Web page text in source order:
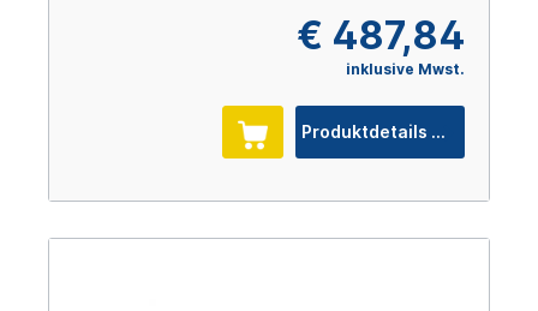
€ 487,84
inklusive Mwst.
Produktdetails